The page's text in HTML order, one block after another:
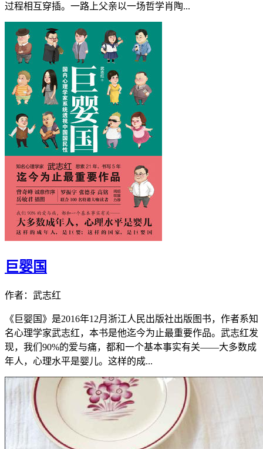
过程相互穿插。一路上父亲以一场哲学肖陶...
巨婴国
作者：武志红
《巨婴国》是2016年12月浙江人民出版社出版图书，作者系知
名心理学家武志红，本书是他迄今为止最重要作品。武志红发
现，我们90%的爱与痛，都和一个基本事实有关——大多数成
年人，心理水平是婴儿。这样的成...